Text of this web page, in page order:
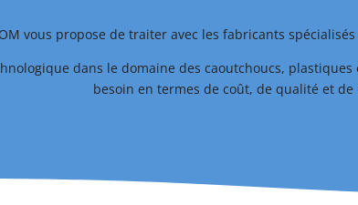
vous propose de traiter avec les fabricants
dans le domaine des caoutchoucs, plastiques
besoin en termes de coût, de qualité et de